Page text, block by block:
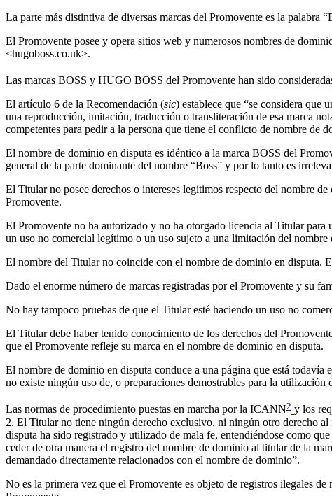
La parte más distintiva de diversas marcas del Promovente es la palabra
El Promovente posee y opera sitios web y numerosos nombres de
<hugoboss.co.uk>.
Las marcas BOSS y HUGO BOSS del Promovente han sido
El artículo 6 de la Recomendación (sic) establece que “se considera que
una reproducción, imitación, traducción o transliteración de esa marca
competentes para pedir a la persona que tiene el conflicto de nombre de
El nombre de dominio en disputa es idéntico a la marca BOSS del
general de la parte dominante del nombre “Boss” y por lo tanto es
El Titular no posee derechos o intereses legítimos respecto del nombre
Promovente.
El Promovente no ha autorizado y no ha otorgado licencia al Titular
un uso no comercial legítimo o un uso sujeto a una limitación del nombre
El nombre del Titular no coincide con el nombre de dominio en disputa.
Dado el enorme número de marcas registradas por el Promovente y su
No hay tampoco pruebas de que el Titular esté haciendo un uso no
El Titular debe haber tenido conocimiento de los derechos del
que el Promovente refleje su marca en el nombre de dominio en disputa.
El nombre de dominio en disputa conduce a una página que está
no existe ningún uso de, o preparaciones demostrables para la
Las normas de procedimiento puestas en marcha por la ICANN2 y los
2. El Titular no tiene ningún derecho exclusivo, ni ningún otro derecho
disputa ha sido registrado y utilizado de mala fe, entendiéndose como
ceder de otra manera el registro del nombre de dominio al titular de la
demandado directamente relacionados con el nombre de dominio”.
No es la primera vez que el Promovente es objeto de registros ilegales